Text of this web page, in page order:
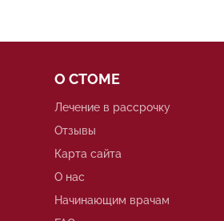
О СТОМЕ
Лечение в рассрочку
Отзывы
Карта сайта
О нас
Начинающим врачам